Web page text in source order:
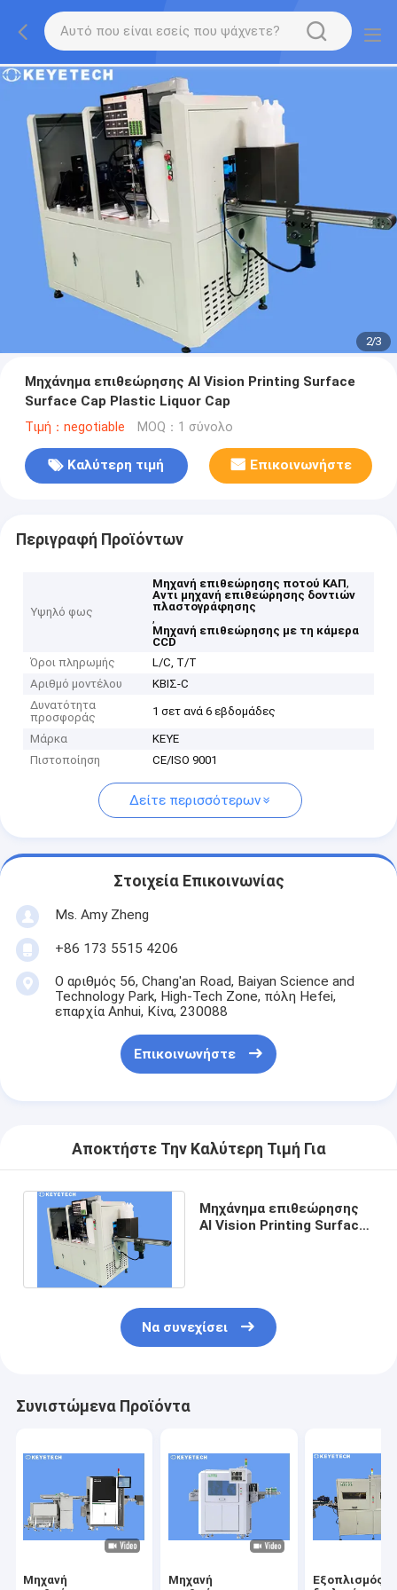
2/3
Μηχάνημα επιθεώρησης AI Vision Printing Surface
Surface Cap Plastic Liquor Cap
Τιμή：negotiable MOQ：1 σύνολο
Καλύτερη τιμή Επικοινωνήστε
Περιγραφή Προϊόντων
Υψηλό φως
Μηχανή επιθεώρησης ποτού ΚΑΠ,
Αντι μηχανή επιθεώρησης δοντιών
πλαστογράφησης
,
Μηχανή επιθεώρησης με τη κάμερα
CCD
Όροι πληρωμής
L/C, T/T
Αριθμό μοντέλου
ΚΒΙΣ-C
Δυνατότητα
προσφοράς
1 σετ ανά 6 εβδομάδες
Μάρκα
KEYE
Πιστοποίηση
CE/ISO 9001
Δείτε περισσότερων
Στοιχεία Επικοινωνίας
Ms. Amy Zheng
+86 173 5515 4206
Ο αριθμός 56, Chang'an Road, Baiyan Science and
Technology Park, High-Tech Zone, πόλη Hefei,
επαρχία Anhui, Κίνα, 230088
Επικοινωνήστε
Αποκτήστε Την Καλύτερη Τιμή Για
Μηχάνημα επιθεώρησης
AI Vision Printing Surface
Να συνεχίσει
Συνιστώμενα Προϊόντα
Μηχανή
Μηχανή
Εξοπλισμός